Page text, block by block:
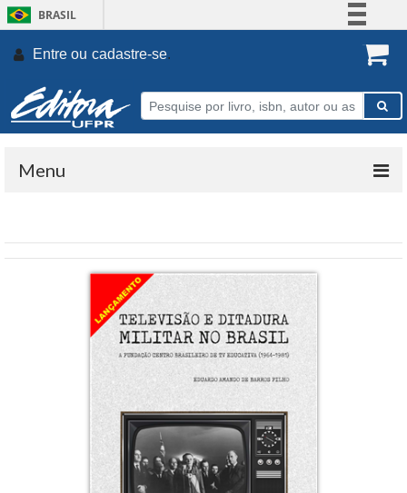
BRASIL
Participe
Entre ou cadastre-se.
Menu